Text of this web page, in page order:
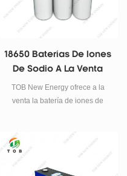
18650 Baterías De Iones
De Sodio A La Venta
TOB New Energy ofrece a la
venta la batería de iones de